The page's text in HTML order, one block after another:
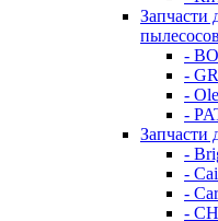
Запчасти
пылесосов
-
-
-
-
Запчасти
-
-
-
-